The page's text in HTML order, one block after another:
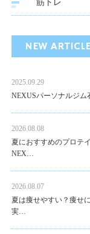
筋トレ
NEW ARTICLE
2025.09.29
NEXUSパーソナルジム
2026.08.08
夏におすすめのプロテ
NEX…
2026.08.07
夏は痩せやすい？痩せ
実…